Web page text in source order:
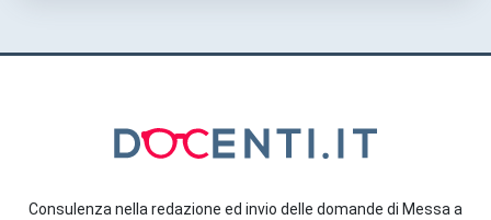
Consulenza nella redazione ed invio delle domande di Messa a